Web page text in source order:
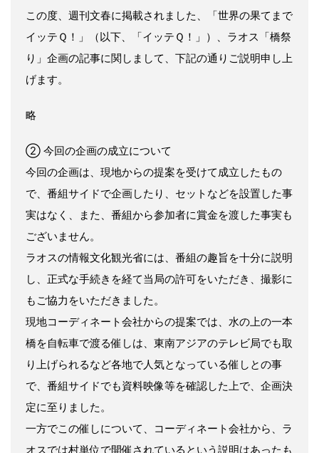
この度、週刊⽂春に掲載されました、「世界の果てまで
イッテＱ！」（以下、「イッテＱ！」）、ラオス「橋祭
り」企画の記事に関しまして、下記の通りご説明申し上
げます。
略
② 今回の企画の成⽴について
今回の企画は、現地からの提案を受けて成⽴したもの
で、番組サイドで企画したり、セットなどを設置した事
実はなく、また、番組から参加者に賞⾦を渡した事実も
ございません。
ラオスの情報⽂化観光省には、番組の趣旨を⼗分に説明
し、正式な⼿続きを経て当局の許可をいただき、撮影に
もご協⼒をいただきました。
現地コーディネート会社からの提案では、⽔の上の⼀本
橋を⾃転⾞で渡る催しは、東南アジアのテレビ局でも取
り上げられるなど各地で⼈気となっている催しとの事
で、番組サイドでも資料映像等を確認した上で、企画決
定に⾄りました。
⼀⽅でこの催しについて、コーディネート会社から、ラ
オスでは村単位で開催されているという説明はあったも